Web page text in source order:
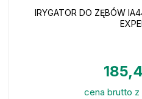
IRYGATOR DO ZĘBÓW
cena brutto z